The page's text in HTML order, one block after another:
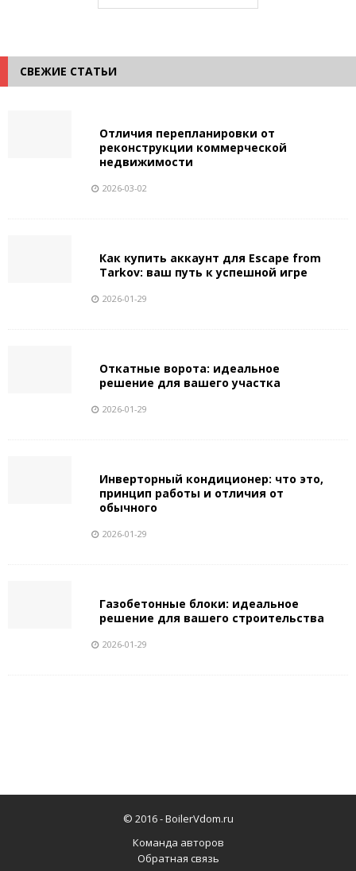
СВЕЖИЕ СТАТЬИ
Отличия перепланировки от
реконструкции коммерческой
недвижимости
2026-03-02
Как купить аккаунт для Escape from
Tarkov: ваш путь к успешной игре
2026-01-29
Откатные ворота: идеальное
решение для вашего участка
2026-01-29
Инверторный кондиционер: что это,
принцип работы и отличия от
обычного
2026-01-29
Газобетонные блоки: идеальное
решение для вашего строительства
2026-01-29
© 2016 -BoilerVdom.ru
Команда авторов
Обратная связь